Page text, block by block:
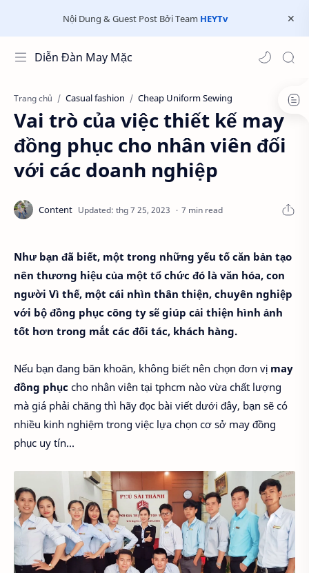
Nội Dung & Guest Post Bởi Team HEYTv
Diễn Đàn May Mặc
Trang chủ Casual fashion Cheap Uniform Sewing
Vai trò của việc thiết kế may
đồng phục cho nhân viên đối
với các doanh nghiệp
7 min read
Như bạn đã biết, một trong những yếu tố căn bản tạo
nên thương hiệu của một tổ chức đó là văn hóa, con
người Vì thế, một cái nhìn thân thiện, chuyên nghiệp
với bộ đồng phục công ty sẽ giúp cải thiện hình ảnh
tốt hơn trong mắt các đối tác, khách hàng.
Nếu bạn đang băn khoăn, không biết nên chọn đơn vị may
đồng phục cho nhân viên tại tphcm nào vừa chất lượng
mà giá phải chăng thì hãy đọc bài viết dưới đây, bạn sẽ có
nhiều kinh nghiệm trong việc lựa chọn cơ sở may đồng
phục uy tín...